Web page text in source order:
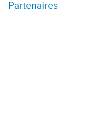
Partenaires